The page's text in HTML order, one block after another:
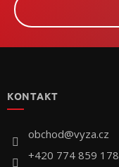
KONTAKT
obchod@vyza.cz
+420 774 859 178